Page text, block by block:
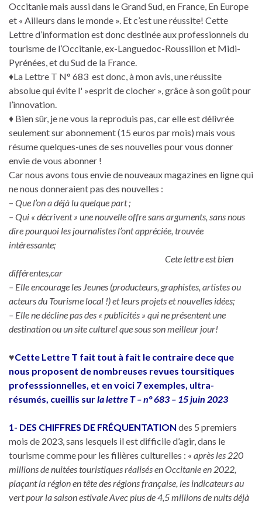
Occitanie mais aussi dans le Grand Sud, en France, En Europe
et « Ailleurs dans le monde ». Et c’est une réussite! Cette
Lettre d’information est donc destinée aux professionnels du
tourisme de l’Occitanie, ex-Languedoc-Roussillon et Midi-
Pyrénées, et du Sud de la France.
♦La Lettre T N° 683 est donc, à mon avis, une réussite
absolue qui évite l' »esprit de clocher », grâce à son goût pour
l’innovation.
♦ Bien sûr, je ne vous la reproduis pas, car elle est délivrée
seulement sur abonnement (15 euros par mois) mais vous
résume quelques-unes de ses nouvelles pour vous donner
envie de vous abonner !
Car nous avons tous envie de nouveaux magazines en ligne qui
ne nous donneraient pas des nouvelles :
– Que l’on a déjà lu quelque part ;
– Qui « décrivent » une nouvelle offre sans arguments, sans nous
dire pourquoi les journalistes l’ont appréciée, trouvée
intéressante;
Cete lettre est bien
différentes,car
– Elle encourage les Jeunes (producteurs, graphistes, artistes ou
acteurs du Tourisme local !) et leurs projets et nouvelles idées;
– Elle ne décline pas des « publicités » qui ne présentent une
destination ou un site culturel que sous son meilleur jour!
♥Cette Lettre T fait tout à fait le contraire dece que
nous proposent de nombreuses revues toursitiques
professsionnelles, et en voici 7 exemples, ultra-
résumés, cueillis surla lettre T – n° 683 – 15 juin 2023
1- DES CHIFFRES DE FRÉQUENTATION des 5 premiers
mois de 2023, sans lesquels il est difficile d’agir, dans le
tourisme comme pour les filières culturelles : « après les 220
millions de nuitées touristiques réalisés en Occitanie en 2022,
plaçant la région en tête des régions française, les indicateurs au
vert pour la saison estivale Avec plus de 4,5 millions de nuits déjà